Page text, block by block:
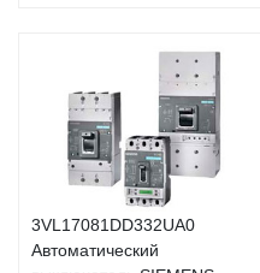
3VL17081DD332UA0
Автоматический